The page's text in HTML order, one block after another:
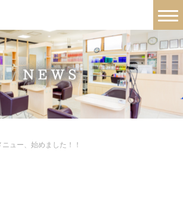
ニュー、始めました！！